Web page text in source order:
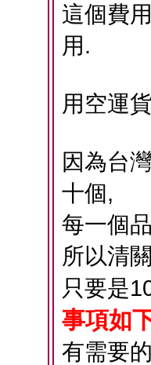
這個費
用.
用空運
因為台
十個,
每一個
所以清
只要是
事項如
有需要